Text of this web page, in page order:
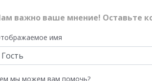
важно ваше мнение! Оставьте
имя
мы можем вам помочь?